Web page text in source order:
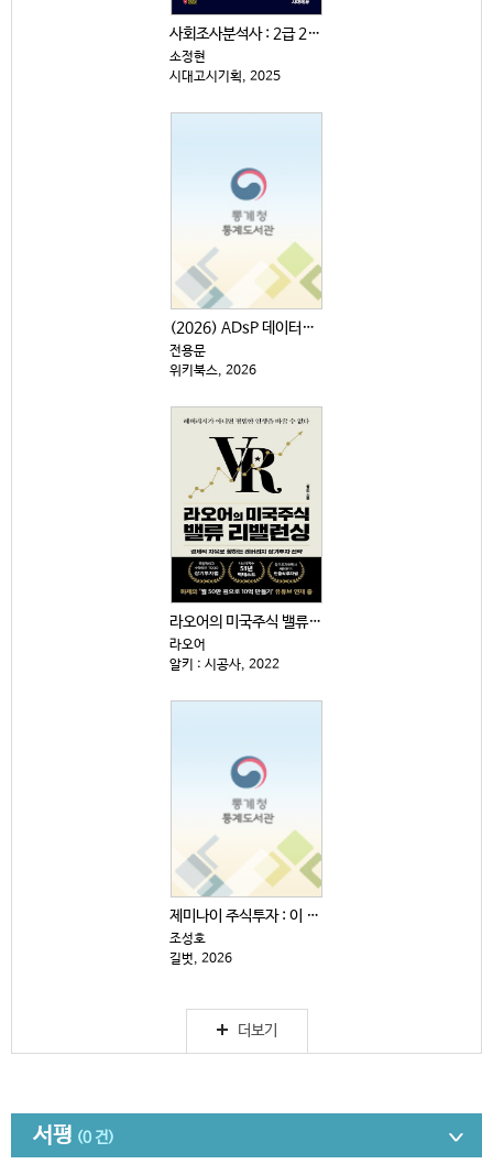
사회조사분석사 : 2급 2차|실기 : 한권으로 끝내기
소정현
시대고시기획, 2025
(2026) ADsP 데이터분석 준전문가 : 최신 기출...
전용문
위키북스, 2026
라오어의 미국주식 밸류 리밸런싱 : 경제적 자유로 향하...
라오어
알키 : 시공사, 2022
제미나이 주식투자 : 이 주식 살까, 말까?
조성호
길벗, 2026
더보기
서평 (0 건)